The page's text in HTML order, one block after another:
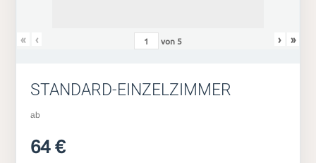
« ‹ von 5 › »
STANDARD-EINZELZIMMER
ab
64 €